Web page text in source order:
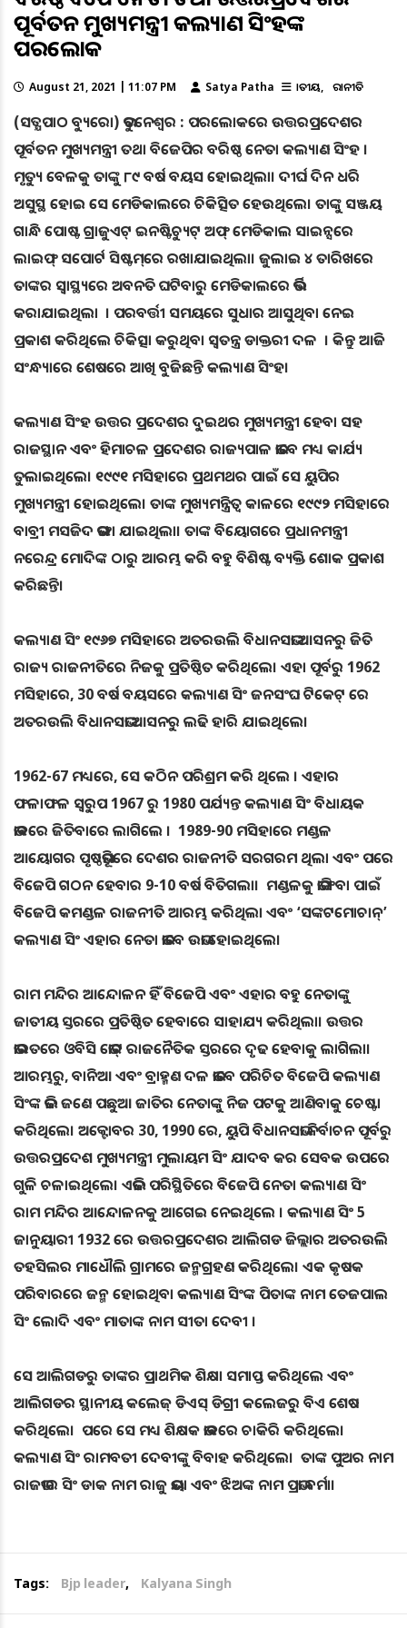
ପୂର୍ବତନ ମୁଖ୍ୟମନ୍ତ୍ରୀ କଲ୍ୟାଣ ସିଂହଙ୍କ
ପରଲୋକ
August 21, 2021 | 11:07 PM Satya Patha ଜାତୀୟ ରାଜନୀତି
(ସତ୍ଯପାଠ ବ୍ୟୁରୋ) ଭୁବନେଶ୍ବର : ପରଲୋକରେ ଉତ୍ତରପ୍ରଦେଶର
ପୂର୍ବତନ ମୁଖ୍ୟମନ୍ତ୍ରୀ ତଥା ବିଜେପିର ବରିଷ୍ଠ ନେତା କଲ୍ୟାଣ ସିଂହ ।
ମୃତ୍ୟୁ ବେଳକୁ ତାଙ୍କୁ ୮୯ ବର୍ଷ ବୟସ ହୋଇଥିଲା। ଦୀର୍ଘ ଦିନ ଧରି
ଅସୁସ୍ଥ ହୋଇ ସେ ମେଡିକାଲରେ ଚିକିତ୍ସିତ ହେଉଥିଲେ। ତାଙ୍କୁ ସଞ୍ଜୟ
ଗାନ୍ଧି ପୋଷ୍ଟ ଗ୍ରାଜୁଏଟ୍‌ ଇନଷ୍ଟିଚ୍ୟୁଟ୍ ଅଫ୍ ମେଡିକାଲ ସାଇନ୍ସରେ
ଲାଇଫ୍‌ ସପୋର୍ଟ ସିଷ୍ଟମ୍‌ରେ ରଖାଯାଇଥିଲା। ଜୁଲାଇ ୪ ତାରିଖରେ
ତାଙ୍କର ସ୍ବାସ୍ଥ୍ୟରେ ଅବନତି ଘଟିବାରୁ ମେଡିକାଲରେ ଭର୍ତ୍ତି
କରାଯାଇଥିଲା । ପରବର୍ତ୍ତୀ ସମୟରେ ସୁଧାର ଆସୁଥିବା ନେଇ
ପ୍ରକାଶ କରିଥିଲେ ଚିକିତ୍ସା କରୁଥିବା ସ୍ୱତନ୍ତ୍ର ଡାକ୍ତରୀ ଦଳ । କିନ୍ତୁ ଆଜି
ସଂନ୍ଧ୍ୟାରେ ଶେଷରେ ଆଖି ବୁଜିଛନ୍ତି କଲ୍ୟାଣ ସିଂହ।
କଲ୍ୟାଣ ସିଂହ ଉତ୍ତର ପ୍ରଦେଶର ଦୁଇଥର ମୁଖ୍ୟମନ୍ତ୍ରୀ ହେବା ସହ
ରାଜସ୍ଥାନ ଏବଂ ହିମାଚଳ ପ୍ରଦେଶର ରାଜ୍ୟପାଳ ଭାବେ ମଧ୍ୟ କାର୍ଯ୍ୟ
ତୁଲାଇଥିଲେ। ୧୯୯୧ ମସିହାରେ ପ୍ରଥମଥର ପାଇଁ ସେ ୟୁପିର
ମୁଖ୍ୟମନ୍ତ୍ରୀ ହୋଇଥିଲେ। ତାଙ୍କ ମୁଖ୍ୟମନ୍ତ୍ରିତ୍ୱ କାଳରେ ୧୯୯୨ ମସିହାରେ
ବାବ୍ରୀ ମସଜିଦ ଭଙ୍ଗା ଯାଇଥିଲା। ତାଙ୍କ ବିୟୋଗରେ ପ୍ରଧାନମନ୍ତ୍ରୀ
ନରେନ୍ଦ୍ର ମୋଦିଙ୍କ ଠାରୁ ଆରମ୍ଭ କରି ବହୁ ବିଶିଷ୍ଟ ବ୍ୟକ୍ତି ଶୋକ ପ୍ରକାଶ
କରିଛନ୍ତି।
କଲ୍ୟାଣ ସିଂ ୧୯୬୭ ମସିହାରେ ଅତରଉଲି ବିଧାନସଭା ଆସନରୁ ଜିତି
ରାଜ୍ୟ ରାଜନୀତିରେ ନିଜକୁ ପ୍ରତିଷ୍ଠିତ କରିଥିଲେ। ଏହା ପୂର୍ବରୁ 1962
ମସିହାରେ, 30 ବର୍ଷ ବୟସରେ କଲ୍ୟାଣ ସିଂ ଜନସଂଘ ଟିକେଟ୍ ରେ
ଅତରଉଲି ବିଧାନସଭା ଆସନରୁ ଲଢି ହାରି ଯାଇଥିଲେ।
1962-67 ମଧ୍ୟରେ, ସେ କଠିନ ପରିଶ୍ରମ କରି ଥିଲେ । ଏହାର
ଫଳାଫଳ ସ୍ବରୁପ 1967 ରୁ 1980 ପର୍ଯ୍ୟନ୍ତ କଲ୍ୟାଣ ସିଂ ବିଧାୟକ
ଭାବରେ ଜିତିବାରେ ଲାଗିଲେ । 1989-90 ମସିହାରେ ମଣ୍ଡଳ
ଆୟୋଗର ପୃଷ୍ଠଭୂମିରେ ଦେଶର ରାଜନୀତି ସରଗରମ ଥିଲା ଏବଂ ପରେ
ବିଜେପି ଗଠନ ହେବାର 9-10 ବର୍ଷ ବିତିଗଲା। ମଣ୍ଡଳକୁ ଭାଙ୍ଗିବା ପାଇଁ
ବିଜେପି କମଣ୍ଡଳ ରାଜନୀତି ଆରମ୍ଭ କରିଥିଲା ​​ଏବଂ ‘ସଙ୍କଟମୋଚାନ୍’
କଲ୍ୟାଣ ସିଂ ଏହାର ନେତା ଭାବେ ଉଭା ହୋଇଥିଲେ।
ରାମ ମନ୍ଦିର ଆନ୍ଦୋଳନ ହିଁ ବିଜେପି ଏବଂ ଏହାର ବହୁ ନେତାଙ୍କୁ
ଜାତୀୟ ସ୍ତରରେ ପ୍ରତିଷ୍ଠିତ ହେବାରେ ସାହାଯ୍ୟ କରିଥିଲା। ଉତ୍ତର
ଭାରତରେ ଓବିସି ଭୋଟ୍ ରାଜନୈତିକ ସ୍ତରରେ ଦୃଢ ହେବାକୁ ଲାଗିଲା।
ଆରମ୍ଭରୁ, ବାନିଆ ଏବଂ ବ୍ରାହ୍ମଣ ଦଳ ଭାବେ ପରିଚିତ ବିଜେପି କଲ୍ୟାଣ
ସିଂଙ୍କ ଭଳି ଜଣେ ପଛୁଆ ଜାତିର ନେତାଙ୍କୁ ନିଜ ପଟକୁ ଆଣିବାକୁ ଚେଷ୍ଟା
କରିଥିଲେ। ଅକ୍ଟୋବର 30, 1990 ରେ, ୟୁପି ବିଧାନସଭା ନିର୍ବାଚନ ପୂର୍ବରୁ
ଉତ୍ତରପ୍ରଦେଶ ମୁଖ୍ୟମନ୍ତ୍ରୀ ମୁଲାୟମ ସିଂ ଯାଦବ କର ସେବକ ଉପରେ
ଗୁଳି ଚଳାଇଥିଲେ। ଏଭଳି ପରିସ୍ଥିତିରେ ବିଜେପି ନେତା କଲ୍ୟାଣ ସିଂ
ରାମ ମନ୍ଦିର ଆନ୍ଦୋଳନକୁ ଆଗେଇ ନେଇଥିଲେ । କଲ୍ୟାଣ ସିଂ 5
ଜାନୁୟାରୀ 1932 ରେ ଉତ୍ତରପ୍ରଦେଶର ଆଲିଗଡ ଜିଲ୍ଲାର ଅତରଉଲି
ତହସିଲର ମାଧୌଲି ଗ୍ରାମରେ ଜନ୍ମଗ୍ରହଣ କରିଥିଲେ। ଏକ କୃଷକ
ପରିବାରରେ ଜନ୍ମ ହୋଇଥିବା କଲ୍ୟାଣ ସିଂଙ୍କ ପିତାଙ୍କ ନାମ ତେଜପାଲ
ସିଂ ଲୋଦି ଏବଂ ମାତାଙ୍କ ନାମ ସୀତା ଦେବୀ ।
ସେ ଆଲିଗଡରୁ ତାଙ୍କର ପ୍ରାଥମିକ ଶିକ୍ଷା ସମାପ୍ତ କରିଥିଲେ ଏବଂ
ଆଲିଗଡର ସ୍ଥାନୀୟ କଲେଜ୍ ଡିଏସ୍ ଡିଗ୍ରୀ କଲେଜରୁ ବିଏ ଶେଷ
କରିଥିଲେ। ପରେ ସେ ମଧ୍ୟ ଶିକ୍ଷକ ଭାବରେ ଚାକିରି କରିଥିଲେ।
କଲ୍ୟାଣ ସିଂ ରାମବତୀ ଦେବୀଙ୍କୁ ବିବାହ କରିଥିଲେ। ତାଙ୍କ ପୁଅର ନାମ
ରାଜଭୀର ସିଂ ଡାକ ନାମ ରାଜୁ ଭୟା ଏବଂ ଝିଅଙ୍କ ନାମ ପ୍ରଭା ବର୍ମା।
Tags: Bjp leader, Kalyana Singh